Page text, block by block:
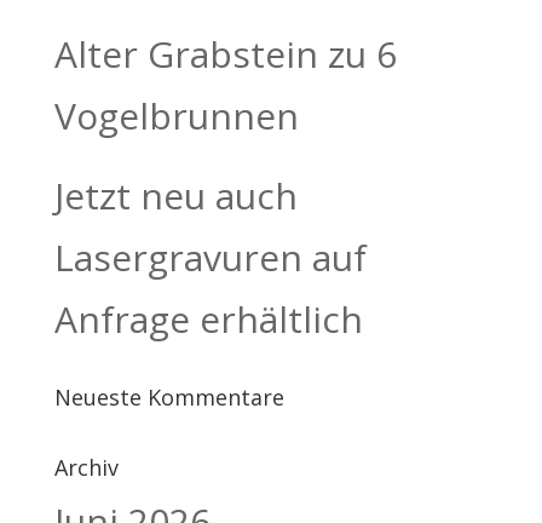
Alter Grabstein zu 6
Vogelbrunnen
Jetzt neu auch
Lasergravuren auf
Anfrage erhältlich
Neueste Kommentare
Archiv